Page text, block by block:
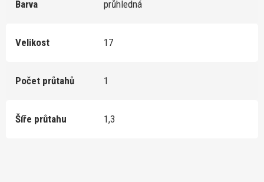
Barva průhledná
Velikost 17
Počet průtahů 1
Šíře průtahu 1,3